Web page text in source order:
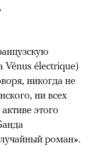
Vénus électrique)
никогда не
ни всех
этого
роман».